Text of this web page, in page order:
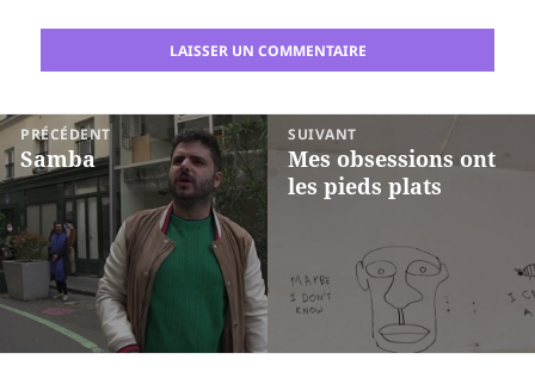
Navigation
de
l’article
PRÉCÉDENT
Article
précédent :
Samba
SUIVANT
Article
suivant :
Mes obsessions ont
les pieds plats